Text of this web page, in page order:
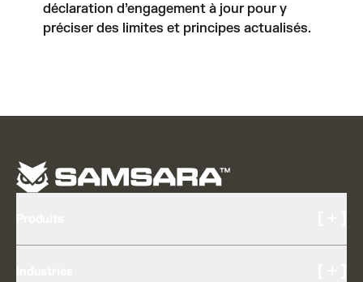
déclaration d’engagement à jour pour y
préciser des limites et principes actualisés.